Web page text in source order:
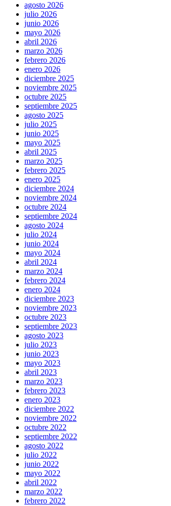
agosto 2026
julio 2026
junio 2026
mayo 2026
abril 2026
marzo 2026
febrero 2026
enero 2026
diciembre 2025
noviembre 2025
octubre 2025
septiembre 2025
agosto 2025
julio 2025
junio 2025
mayo 2025
abril 2025
marzo 2025
febrero 2025
enero 2025
diciembre 2024
noviembre 2024
octubre 2024
septiembre 2024
agosto 2024
julio 2024
junio 2024
mayo 2024
abril 2024
marzo 2024
febrero 2024
enero 2024
diciembre 2023
noviembre 2023
octubre 2023
septiembre 2023
agosto 2023
julio 2023
junio 2023
mayo 2023
abril 2023
marzo 2023
febrero 2023
enero 2023
diciembre 2022
noviembre 2022
octubre 2022
septiembre 2022
agosto 2022
julio 2022
junio 2022
mayo 2022
abril 2022
marzo 2022
febrero 2022